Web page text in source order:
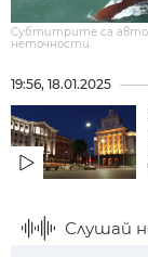
Субтитрите са
неточности.
19:56, 18.01.2025
Слушай